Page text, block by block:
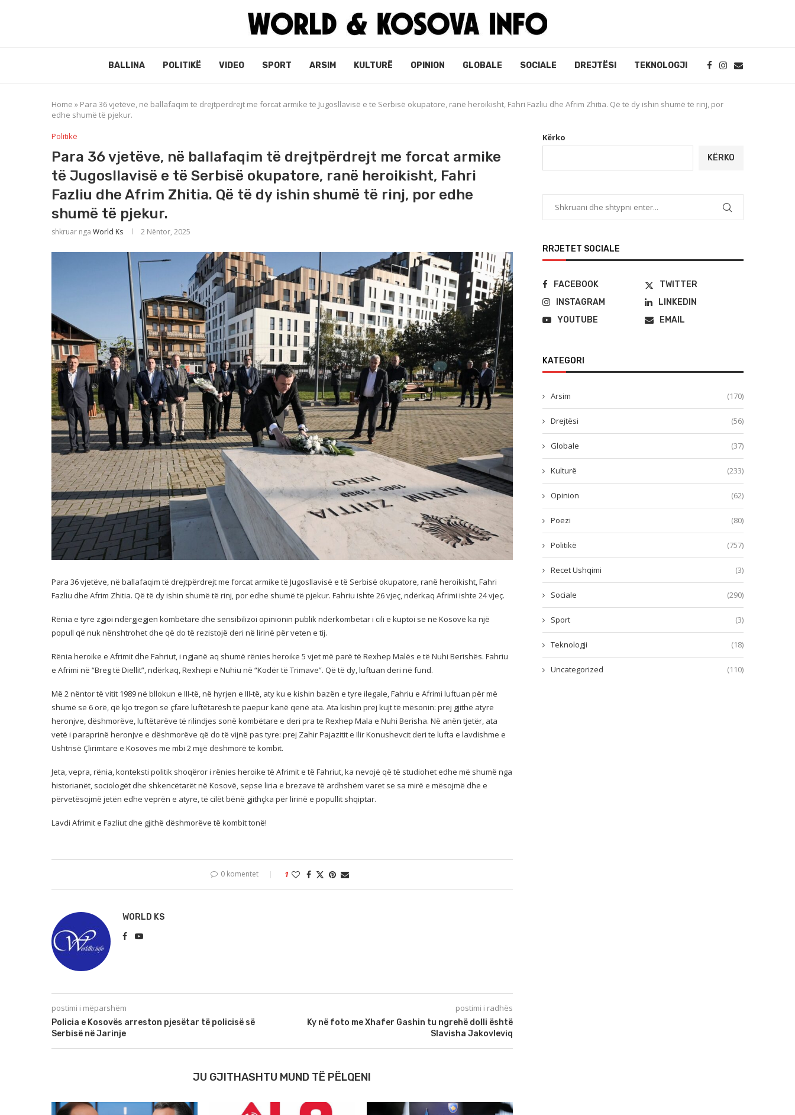
BALLINA POLITIKË VIDEO SPORT ARSIM KULTURË OPINION GLOBALE SOCIALE DREJTËSI TEKNOLOGJI
Home » Para 36 vjetëve, në ballafaqim të drejtpërdrejt me forcat armike të Jugosllavisë e të Serbisë okupatore, ranë heroikisht, Fahri Fazliu dhe Afrim Zhitia. Që të dy ishin shumë të rinj, por
edhe shumë të pjekur.
Politikë
Para 36 vjetëve, në ballafaqim të drejtpërdrejt me forcat armike
të Jugosllavisë e të Serbisë okupatore, ranë heroikisht, Fahri
Fazliu dhe Afrim Zhitia. Që të dy ishin shumë të rinj, por edhe
shumë të pjekur.
shkruar nga World Ks 2 Nëntor, 2025
Para 36 vjetëve, në ballafaqim të drejtpërdrejt me forcat armike të Jugosllavisë e të Serbisë okupatore, ranë heroikisht, Fahri
Fazliu dhe Afrim Zhitia. Që të dy ishin shumë të rinj, por edhe shumë të pjekur. Fahriu ishte 26 vjeç, ndërkaq Afrimi ishte 24 vjeç.
Rënia e tyre zgjoi ndërgjegjen kombëtare dhe sensibilizoi opinionin publik ndërkombëtar i cili e kuptoi se në Kosovë ka një
popull që nuk nënshtrohet dhe që do të rezistojë deri në lirinë për veten e tij.
Rënia heroike e Afrimit dhe Fahriut, i ngjanë aq shumë rënies heroike 5 vjet më parë të Rexhep Malës e të Nuhi Berishës. Fahriu
e Afrimi në “Breg të Diellit”, ndërkaq, Rexhepi e Nuhiu në “Kodër të Trimave”. Që të dy, luftuan deri në fund.
Më 2 nëntor të vitit 1989 në bllokun e III-të, në hyrjen e III-të, aty ku e kishin bazën e tyre ilegale, Fahriu e Afrimi luftuan për më
shumë se 6 orë, që kjo tregon se çfarë luftëtarësh të paepur kanë qenë ata. Ata kishin prej kujt të mësonin: prej gjithë atyre
heronjve, dëshmorëve, luftëtarëve të rilindjes sonë kombëtare e deri pra te Rexhep Mala e Nuhi Berisha. Në anën tjetër, ata
vetë i paraprinë heronjve e dëshmorëve që do të vijnë pas tyre: prej Zahir Pajazitit e Ilir Konushevcit deri te lufta e lavdishme e
Ushtrisë Çlirimtare e Kosovës me mbi 2 mijë dëshmorë të kombit.
Jeta, vepra, rënia, konteksti politik shoqëror i rënies heroike të Afrimit e të Fahriut, ka nevojë që të studiohet edhe më shumë nga
historianët, sociologët dhe shkencëtarët në Kosovë, sepse liria e brezave të ardhshëm varet se sa mirë e mësojmë dhe e
përvetësojmë jetën edhe veprën e atyre, të cilët bënë gjithçka për lirinë e popullit shqiptar.
Lavdi Afrimit e Fazliut dhe gjithë dëshmorëve të kombit tonë!
0 komentet 1
WORLD KS
postimi i mëparshëm
Policia e Kosovës arreston pjesëtar të policisë së
Serbisë në Jarinje
postimi i radhës
Ky në foto me Xhafer Gashin tu ngrehë dolli është
Slavisha Jakovleviq
JU GJITHASHTU MUND TË PËLQENI
Kërko
KËRKO
RRJETET SOCIALE
FACEBOOK
TWITTER
INSTAGRAM
LINKEDIN
YOUTUBE
EMAIL
KATEGORI
Arsim (170)
Drejtësi (56)
Globale (37)
Kulturë (233)
Opinion (62)
Poezi (80)
Politikë (757)
Recet Ushqimi (3)
Sociale (290)
Sport (3)
Teknologji (18)
Uncategorized (110)